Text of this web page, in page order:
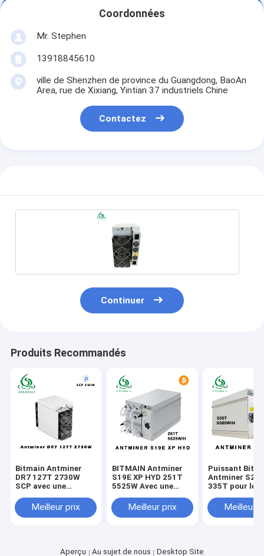
Coordonnées
Mr. Stephen
13918845610
ville de Shenzhen de province du Guangdong, BaoAn
Area, rue de Xixiang, Yintian 37 industriels Chine
Contactez
Continuer
Produits Recommandés
Bitmain Antminer
DR7 127T 2730W
SCP avec une
Meilleur prix
BITMAIN Antminer
S19E XP HYD 251T
5525W Avec une
240VMeilleur prix
Puissant
Antminer S21
335T pour le
d'entrée CA
240V
Meilleur
Aperçu Au sujet de nous Desktop Site